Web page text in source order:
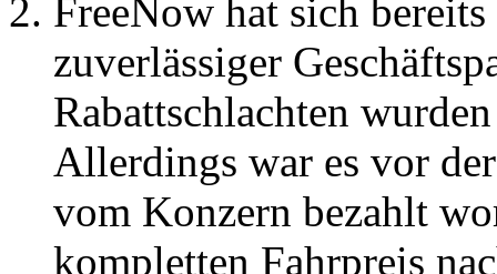
FreeNow hat sich
zuverlässiger
Rabattschlachten
Allerdings war es vor
vom Konzern bezahlt
kompletten Fahrpreis